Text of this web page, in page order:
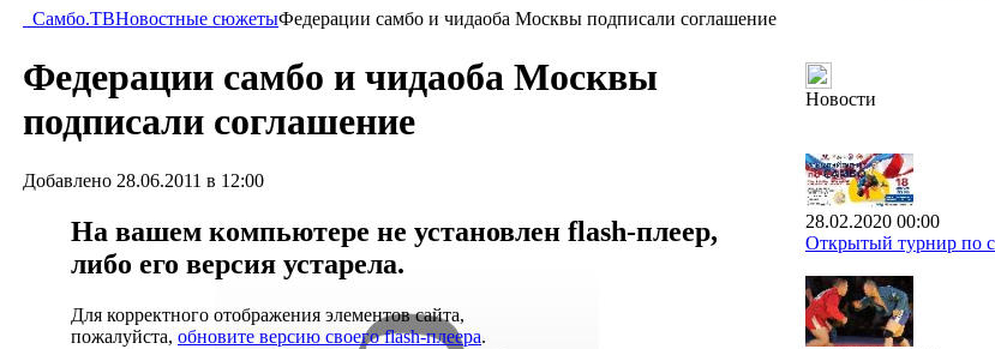
Самбо.ТВНовостные сюжетыФедерации самбо и чидаоба Москвы подписали соглашение
Федерации самбо и чидаоба Москвы
подписали соглашение
Добавлено 28.06.2011 в 12:00
На вашем компьютере не установлен flash-плеер,
либо его версия устарела.
Для корректного отображения элементов сайта,
пожалуйста, обновите версию своего flash-плеера.
Новости
28.02.2020 00:00
Открытый турнир по